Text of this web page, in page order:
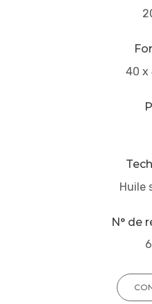
40 x
Huile
N° de